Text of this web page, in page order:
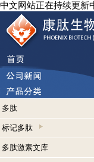
中文网站正在持续更新
多肽
标记多肽
多肽激素文库